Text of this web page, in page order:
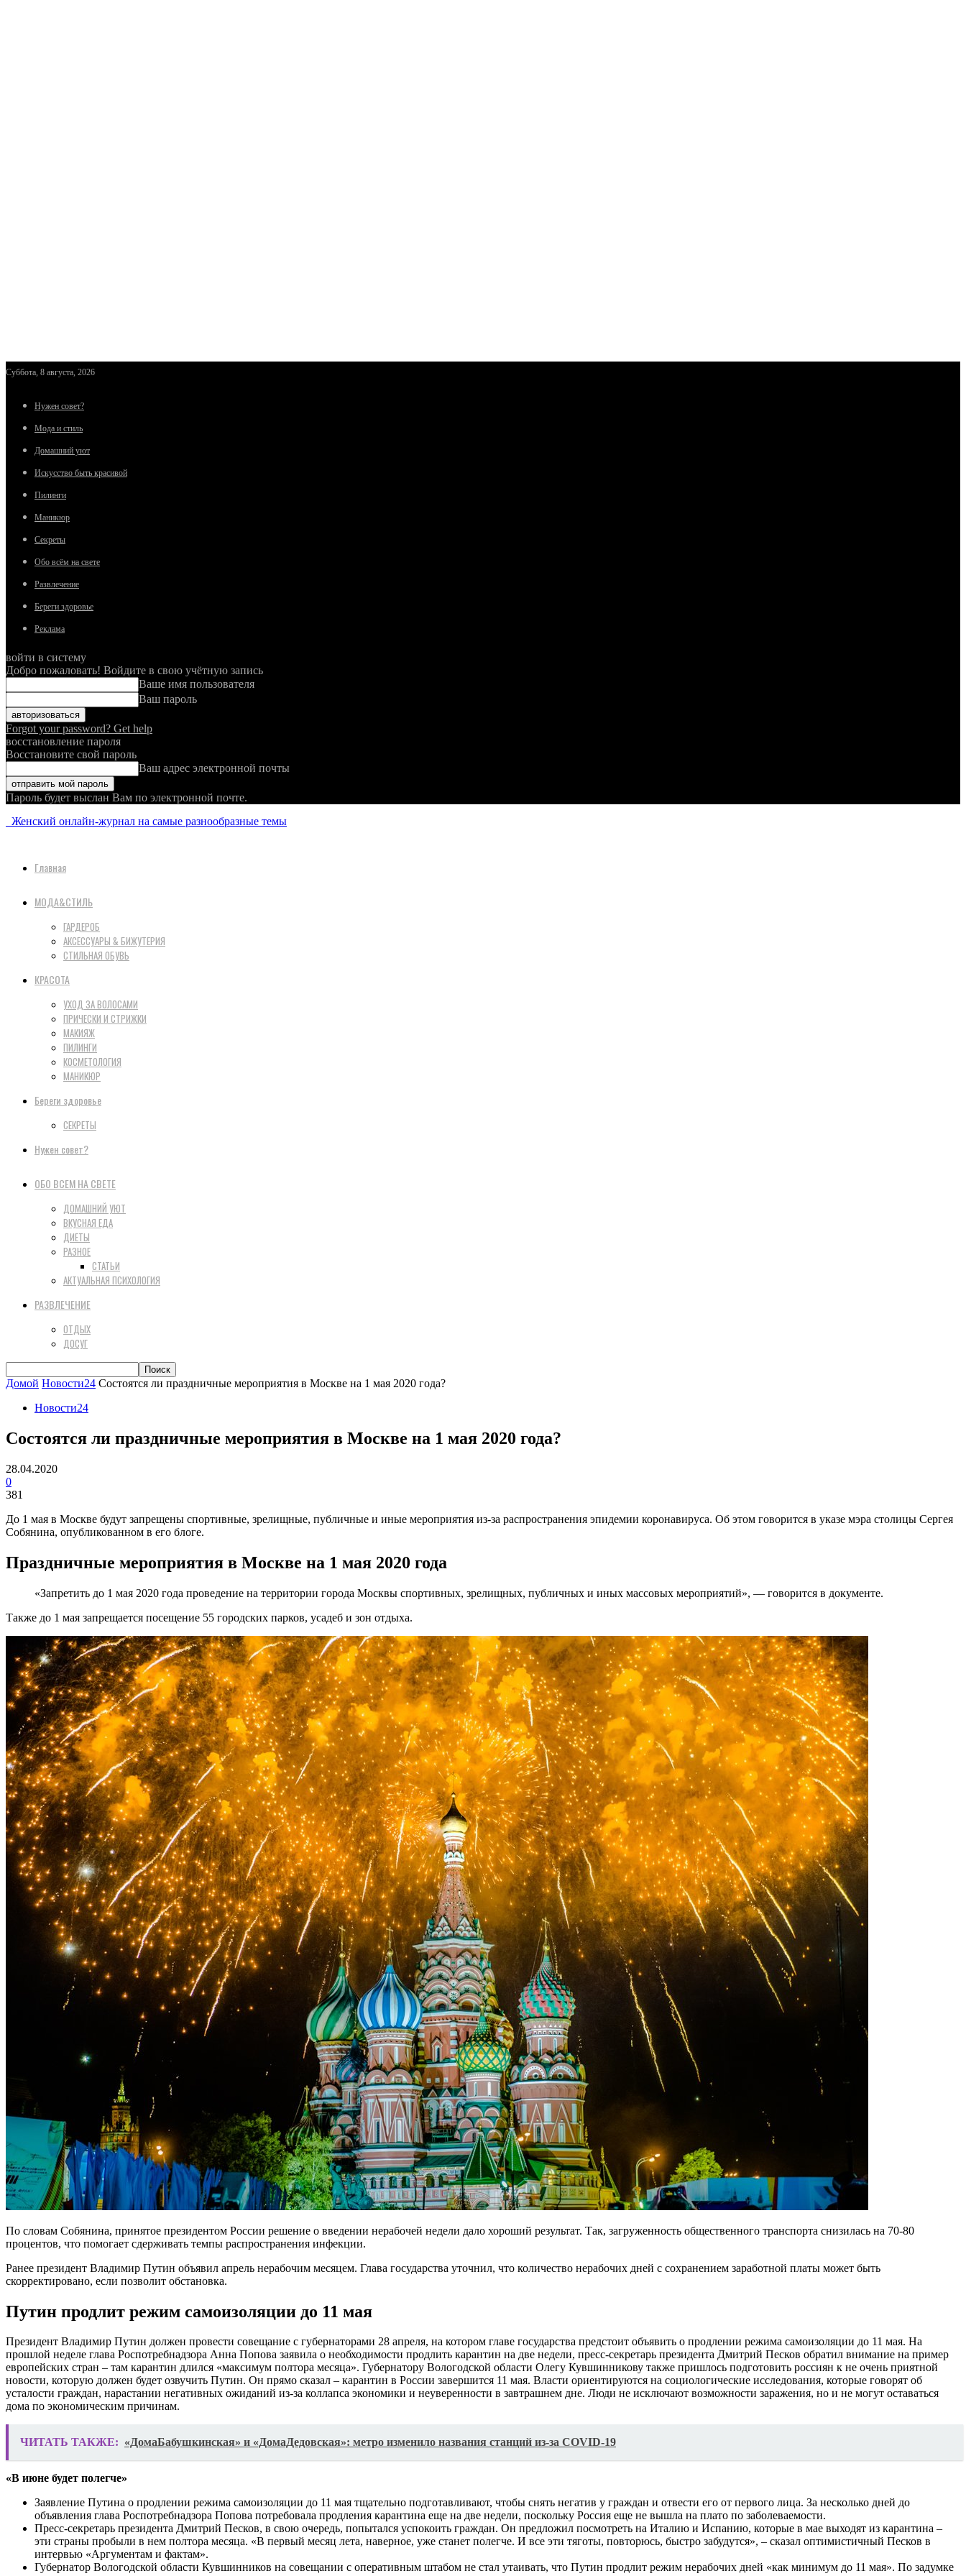
Суббота, 8 августа, 2026
Нужен совет?
Мода и стиль
Домашний уют
Искусство быть красивой
Пилинги
Маникюр
Секреты
Обо всём на свете
Развлечение
Береги здоровье
Реклама
войти в систему
Добро пожаловать! Войдите в свою учётную запись
Ваше имя пользователя
Ваш пароль
Forgot your password? Get help
восстановление пароля
Восстановите свой пароль
Ваш адрес электронной почты
Пароль будет выслан Вам по электронной почте.
Женский онлайн-журнал на самые разнообразные темы
Главная
МОДА&СТИЛЬ
ГАРДЕРОБ
АКСЕССУАРЫ & БИЖУТЕРИЯ
СТИЛЬНАЯ ОБУВЬ
КРАСОТА
УХОД ЗА ВОЛОСАМИ
ПРИЧЕСКИ И СТРИЖКИ
МАКИЯЖ
ПИЛИНГИ
КОСМЕТОЛОГИЯ
МАНИКЮР
Береги здоровье
СЕКРЕТЫ
Нужен совет?
ОБО ВСЕМ НА СВЕТЕ
ДОМАШНИЙ УЮТ
ВКУСНАЯ ЕДА
ДИЕТЫ
РАЗНОЕ
СТАТЬИ
АКТУАЛЬНАЯ ПСИХОЛОГИЯ
РАЗВЛЕЧЕНИЕ
ОТДЫХ
ДОСУГ
Домой Новости24 Состоятся ли праздничные мероприятия в Москве на 1 мая 2020 года?
Новости24
Состоятся ли праздничные мероприятия в Москве на 1 мая 2020 года?
28.04.2020
0
381
До 1 мая в Москве будут запрещены спортивные, зрелищные, публичные и иные мероприятия из-за распространения эпидемии коронавируса. Об этом говорится в указе мэра столицы Сергея
Собянина, опубликованном в его блоге.
Праздничные мероприятия в Москве на 1 мая 2020 года
«Запретить до 1 мая 2020 года проведение на территории города Москвы спортивных, зрелищных, публичных и иных массовых мероприятий», — говорится в документе.
Также до 1 мая запрещается посещение 55 городских парков, усадеб и зон отдыха.
По словам Собянина, принятое президентом России решение о введении нерабочей недели дало хороший результат. Так, загруженность общественного транспорта снизилась на 70-80
процентов, что помогает сдерживать темпы распространения инфекции.
Ранее президент Владимир Путин объявил апрель нерабочим месяцем. Глава государства уточнил, что количество нерабочих дней с сохранением заработной платы может быть
скорректировано, если позволит обстановка.
Путин продлит режим самоизоляции до 11 мая
Президент Владимир Путин должен провести совещание с губернаторами 28 апреля, на котором главе государства предстоит объявить о продлении режима самоизоляции до 11 мая. На
прошлой неделе глава Роспотребнадзора Анна Попова заявила о необходимости продлить карантин на две недели, пресс-секретарь президента Дмитрий Песков обратил внимание на пример
европейских стран – там карантин длился «максимум полтора месяца». Губернатору Вологодской области Олегу Кувшинникову также пришлось подготовить россиян к не очень приятной
новости, которую должен будет озвучить Путин. Он прямо сказал – карантин в России завершится 11 мая. Власти ориентируются на социологические исследования, которые говорят об
усталости граждан, нарастании негативных ожиданий из-за коллапса экономики и неуверенности в завтрашнем дне. Люди не исключают возможности заражения, но и не могут оставаться
дома по экономическим причинам.
ЧИТАТЬ ТАКЖЕ: «ДомаБабушкинская» и «ДомаДедовская»​: метро изменило названия станций из-за COVID-19
«В июне будет полегче»
Заявление Путина о продлении режима самоизоляции до 11 мая тщательно подготавливают, чтобы снять негатив у граждан и отвести его от первого лица. За несколько дней до
объявления глава Роспотребнадзора Попова потребовала продления карантина еще на две недели, поскольку Россия еще не вышла на плато по заболеваемости.
Пресс-секретарь президента Дмитрий Песков, в свою очередь, попытался успокоить граждан. Он предложил посмотреть на Италию и Испанию, которые в мае выходят из карантина –
эти страны пробыли в нем полтора месяца. «В первый месяц лета, наверное, уже станет полегче. И все эти тяготы, повторюсь, быстро забудутся», – сказал оптимистичный Песков в
интервью «Аргументам и фактам».
Губернатор Вологодской области Кувшинников на совещании с оперативным штабом не стал утаивать, что Путин продлит режим нерабочих дней «как минимум до 11 мая». По задумке